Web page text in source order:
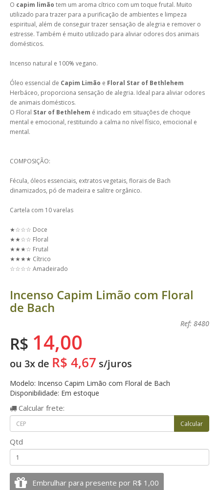
O capim limão tem um aroma cítrico com um toque frutal. Muito
utilizado para trazer para a purificação de ambientes e limpeza
espiritual, além de conseguir trazer sensação de alegria e remover o
estresse. Também é muito utilizado para aliviar odores dos animais
domésticos.
Incenso natural e 100% vegano.
Óleo essencial de Capim Limão e Floral Star of Bethlehem
Herbáceo, proporciona sensação de alegria. Ideal para aliviar odores
de animais domésticos.
O Floral Star of Bethlehem é indicado em situações de choque
mental e emocional, restituindo a calma no nível físico, emocional e
mental.
COMPOSIÇÃO:
Fécula, óleos essenciais, extratos vegetais, florais de Bach
dinamizados, pó de madeira e salitre orgânico.
Cartela com 10 varelas
★☆☆☆ Doce
★★☆☆ Floral
★★★☆ Frutal
★★★★ Cítrico
☆☆☆☆ Amadeirado
Incenso Capim Limão com Floral
de Bach
Ref: 8480
R$ 14,00
ou 3x de R$ 4,67 s/juros
Modelo: Incenso Capim Limão com Floral de Bach
Disponibilidade: Em estoque
Calcular frete:
Qtd